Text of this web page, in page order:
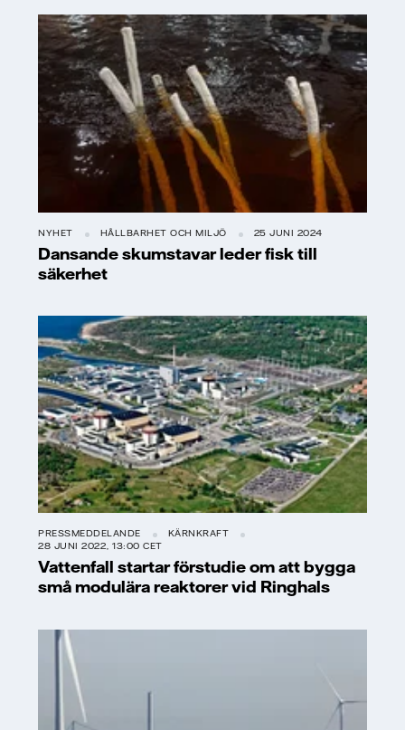
NYHET HÅLLBARHET OCH MILJÖ 25 JUNI 2024
Dansande skumstavar leder fisk till
säkerhet
PRESSMEDDELANDE
KÄRNKRAFT
28 JUNI 2022, 13:00 CET
Vattenfall startar förstudie om att bygga
små modulära reaktorer vid Ringhals